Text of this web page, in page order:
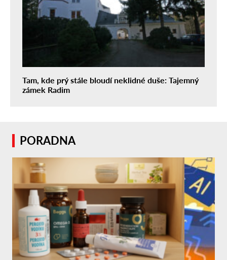
Tam, kde prý stále bloudí neklidné duše: Tajemný
zámek Radim
PORADNA